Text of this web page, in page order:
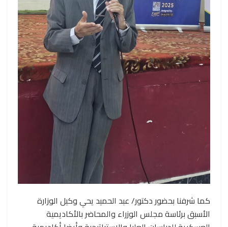
كما شرفنا بحضور دكتور/ عبد الحميد يحي وكيل الوزارة
الأسبق برئاسة مجلس الوزراء والمحاضر بالأكاديمية